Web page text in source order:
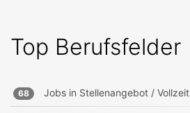
Top Berufsfelder
68 Jobs in Stellenangebot / Vollzeit